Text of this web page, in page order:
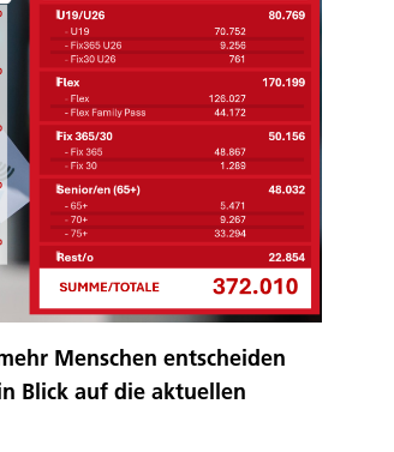
Menschen entscheiden
Blick auf die aktuellen